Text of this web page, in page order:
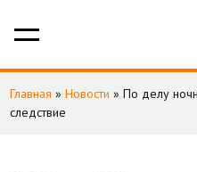
Главная » Новости » По делу
следствие